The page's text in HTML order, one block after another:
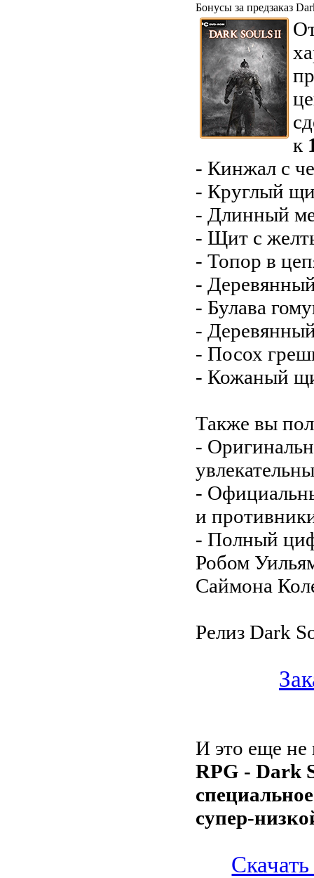
Бонусы за предзаказ
к
- Кинжал с
- Круглый
- Длинный
- Щит с
- Топор в
-
- Булава
-
- Посох
- Кожаный
Также вы
-
-
и
- Полный
Робом
Саймона
Релиз Dark
И это еще
RPG - Dark
супер-